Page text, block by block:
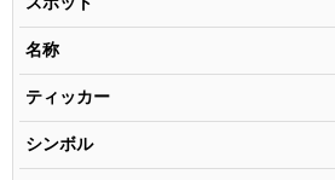
3000.14ランド
3000.15ランド
3000.16ランド
名称
ティッカー
シンボル